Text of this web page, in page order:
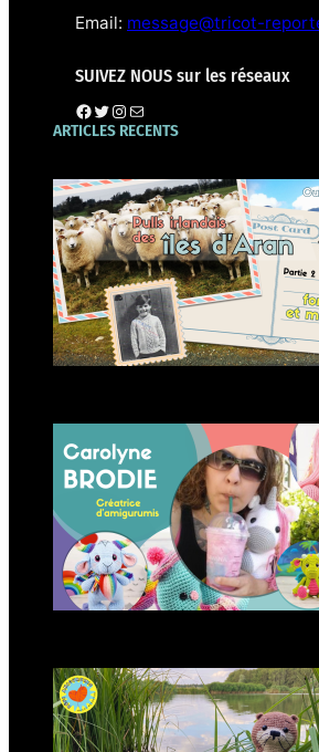
Email: message@tricot-
SUIVEZ NOUS sur les réseaux
Page tricot-reporter Twitter Instagram E-mail
ARTICLES RECENTS
Forme et matière
irlandais d’Aran
Carolyne Brodie
d’amigurumis
Modèle
crocheter